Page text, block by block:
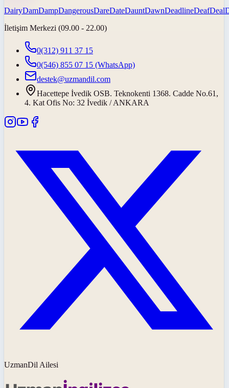
DairyDamDampDangerousDareDateDauntDawnDeadlineDeafDeal
İletişim Merkezi (09.00 - 22.00)
0(312) 911 37 15
0(546) 855 07 15 (WhatsApp)
destek@uzmandil.com
Hacettepe İvedik OSB. Teknokenti 1368. Cadde No.61,
4. Kat Ofis No: 32 İvedik / ANKARA
UzmanDil Ailesi